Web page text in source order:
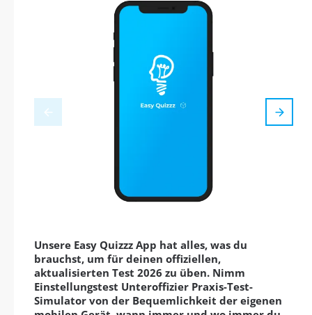
Unsere Easy Quizzz App hat alles, was du
brauchst, um für deinen offiziellen,
aktualisierten Test 2026 zu üben. Nimm
Einstellungstest Unteroffizier Praxis-Test-
Simulator von der Bequemlichkeit der eigenen